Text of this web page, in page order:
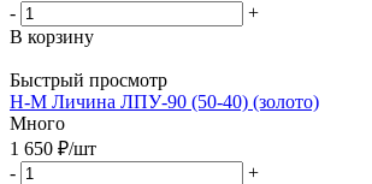
-
+
В корзину
Быстрый просмотр
Н-М Личина ЛПУ-90 (50-40) (золото)
Много
1 650 ₽/шт
-
+